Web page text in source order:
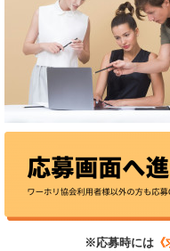
※応募時には《